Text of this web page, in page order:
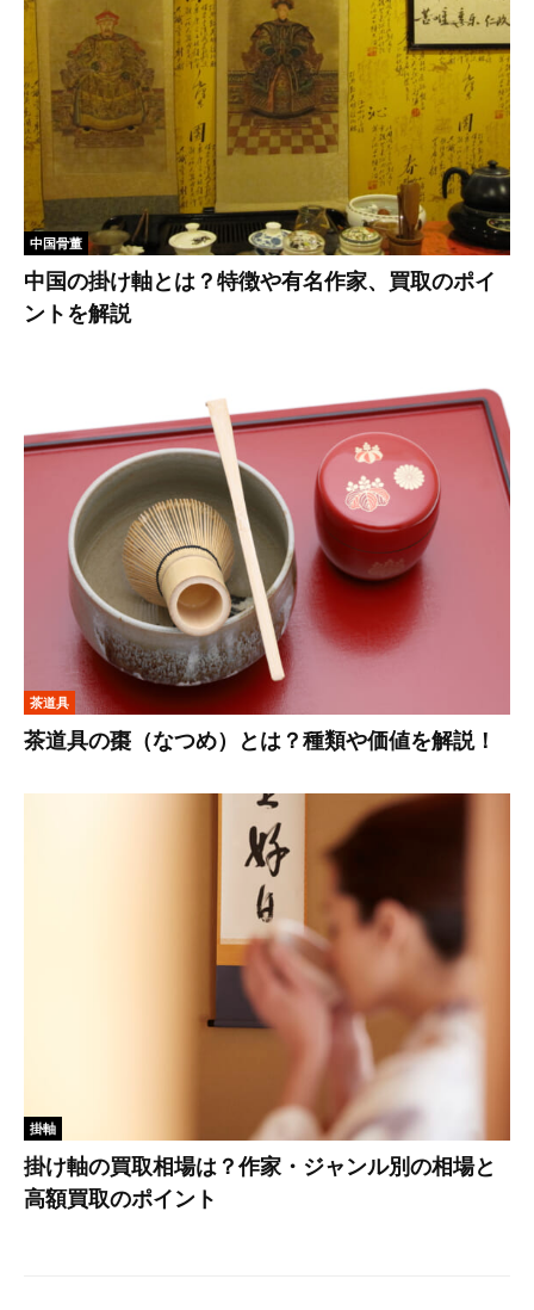
中国骨董
中国の掛け軸とは？特徴や有名作家、買取のポイ
ントを解説
茶道具
茶道具の棗（なつめ）とは？種類や価値を解説！
掛軸
掛け軸の買取相場は？作家・ジャンル別の相場と
高額買取のポイント